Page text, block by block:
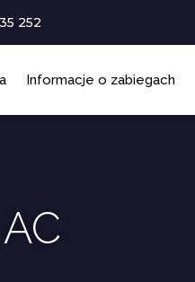
252
Informacje o zabiegach